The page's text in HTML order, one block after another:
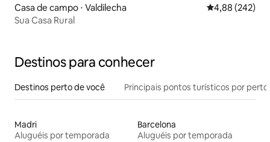
Casa de campo ⋅ Valdilecha 4,88 de uma
4,88 (242)
Sua Casa Rural
Destinos para conhecer
Destinos perto de você Principais pontos turísticos por perto
Madri
Aluguéis por temporada
Barcelona
Aluguéis por temporada